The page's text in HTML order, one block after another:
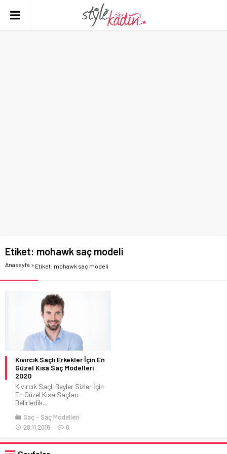
Etiket: mohawk saç modeli
Anasayfa » Etiket: mohawk saç modeli
Kıvırcık Saçlı Erkekler İçin En
Güzel Kısa Saç Modelleri
2020
Kıvırcık Saçlı Beyler Sizler İçin
En Güzel Kısa Saçları
Belirledik...
Saç
Saç Modelleri
28.11.2016
0